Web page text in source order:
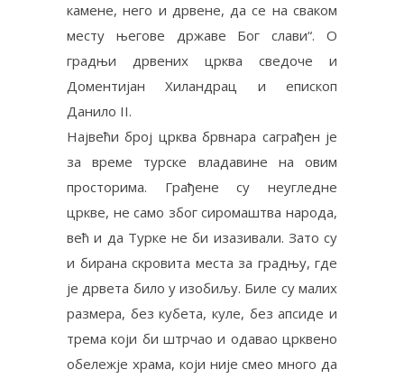
камене, него и дрвене, да се на сваком
месту његове државе Бог слави“. О
градњи дрвених црква сведоче и
Доментијан Хиландрац и епископ
Данило II.
Највећи број црква брвнара саграђен је
за време турске владавине на овим
просторима. Грађене су неугледне
цркве, не само због сиромаштва народа,
већ и да Турке не би изазивали. Зато су
и бирана скровита места за градњу, где
је дрвета било у изобиљу. Биле су малих
размера, без кубета, куле, без апсиде и
трема који би штрчао и одавао црквено
обележје храма, који није смео много да